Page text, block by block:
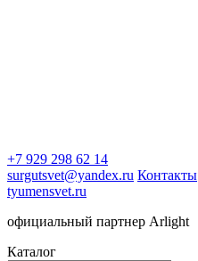
+7 929 298 62 14
surgutsvet@yandex.ru Контакты
tyumensvet.ru
официальный партнер Arlight
Каталог